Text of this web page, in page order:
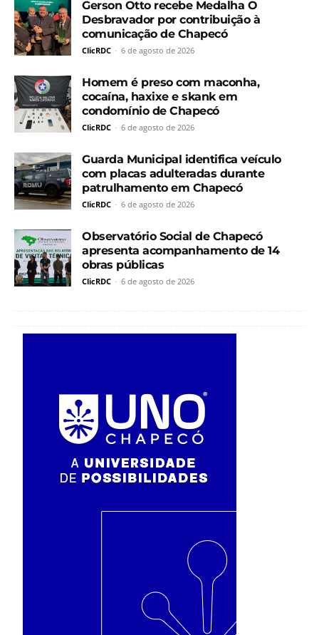
Gerson Otto recebe Medalha O
Desbravador por contribuição à
comunicação de Chapecó
ClicRDC - 6 de agosto de 2026
Homem é preso com maconha,
cocaína, haxixe e skank em
condomínio de Chapecó
ClicRDC - 6 de agosto de 2026
Guarda Municipal identifica veículo
com placas adulteradas durante
patrulhamento em Chapecó
ClicRDC - 6 de agosto de 2026
Observatório Social de Chapecó
apresenta acompanhamento de 14
obras públicas
ClicRDC - 6 de agosto de 2026